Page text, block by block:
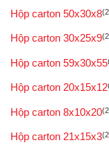
Hộp carton 50x30x8
Hộp carton 30x25x9
Hộp carton 59x30x55
Hộp carton 20x15x12
Hộp carton 8x10x20
Hộp carton 21x15x3